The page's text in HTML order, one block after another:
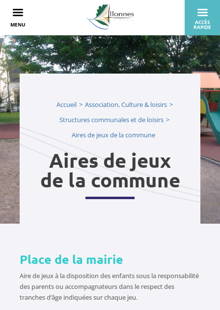
Accueil
Association, Culture & loisirs
Structures communales et de loisirs
Aires de jeux de la commune
Aires de jeux
de la commune
Place de la mairie
Aire de jeux à la disposition des enfants sous la responsabilité
des parents ou accompagnateurs dans le respect des
tranches d’âge indiquées sur chaque jeu.